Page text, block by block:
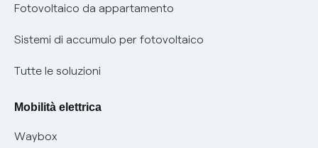
Parental Control – Navigazione sicura
Informazioni precontrattuali prodotti e servizi
Condizioni generali di contratto prodotti e servizi
Informativa RAEE
Remit
Certificazioni
Nuove regole europee per la protezione dei dati
Offerte Placet non vulnerabili
Offerta Tutela Vulnerabilità Gas
Fotovoltaico da appartamento
Sistemi di accumulo per fotovoltaico
Tutte le soluzioni
Mobilità elettrica
Waybox